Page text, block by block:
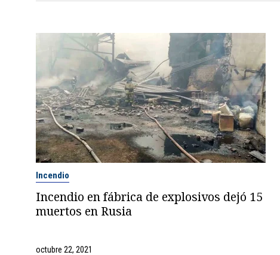
Incendio
Incendio en fábrica de explosivos dejó 15
muertos en Rusia
octubre 22, 2021